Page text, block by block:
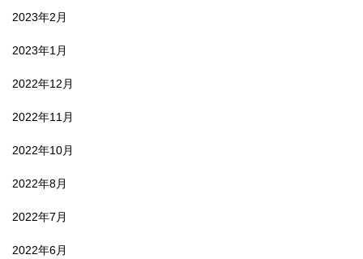
2023年2月
2023年1月
2022年12月
2022年11月
2022年10月
2022年8月
2022年7月
2022年6月